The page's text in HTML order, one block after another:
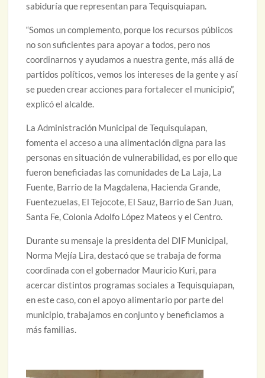
sabiduría que representan para Tequisquiapan.
“Somos un complemento, porque los recursos públicos
no son suficientes para apoyar a todos, pero nos
coordinarnos y ayudamos a nuestra gente, más allá de
partidos políticos, vemos los intereses de la gente y así
se pueden crear acciones para fortalecer el municipio”,
explicó el alcalde.
La Administración Municipal de Tequisquiapan,
fomenta el acceso a una alimentación digna para las
personas en situación de vulnerabilidad, es por ello que
fueron beneficiadas las comunidades de La Laja, La
Fuente, Barrio de la Magdalena, Hacienda Grande,
Fuentezuelas, El Tejocote, El Sauz, Barrio de San Juan,
Santa Fe, Colonia Adolfo López Mateos y el Centro.
Durante su mensaje la presidenta del DIF Municipal,
Norma Mejía Lira, destacó que se trabaja de forma
coordinada con el gobernador Mauricio Kuri, para
acercar distintos programas sociales a Tequisquiapan,
en este caso, con el apoyo alimentario por parte del
municipio, trabajamos en conjunto y beneficiamos a
más familias.